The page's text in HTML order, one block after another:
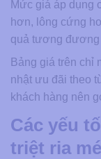
Mức giá áp dụng
hơn, lông cứng
quả tương
Bảng giá trên chỉ
nhật ưu đãi theo
khách hàng nên
Các yếu
triệt ria